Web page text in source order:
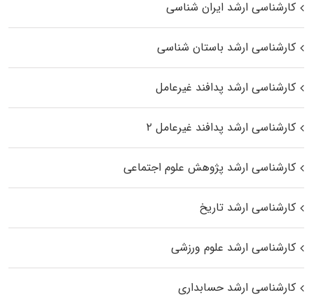
کارشناسی ارشد ایران شناسی
کارشناسی ارشد باستان شناسی
کارشناسی ارشد پدافند غیرعامل
کارشناسی ارشد پدافند غیرعامل ۲
کارشناسی ارشد پژوهش علوم اجتماعی
کارشناسی ارشد تاریخ
کارشناسی ارشد علوم ورزشی
کارشناسی ارشد حسابداری